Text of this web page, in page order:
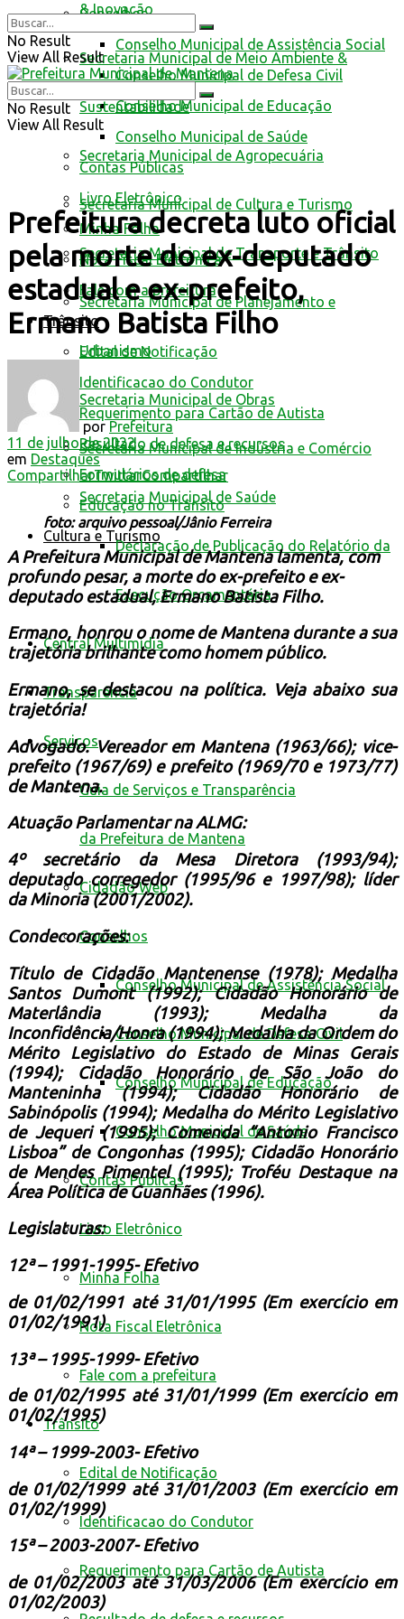
Conselhos
Conselho Municipal de Assistência Social
Conselho Municipal de Defesa Civil
Conselho Municipal de Educação
Conselho Municipal de Saúde
Contas Públicas
Livro Eletrônico
Minha Folha
Nota Fiscal Eletrônica
Fale com a prefeitura
Trânsito
Edital de Notificação
Identificacao do Condutor
Requerimento para Cartão de Autista
Resultado de defesa e recursos
Formulários de defesa
Educação no Trânsito
Cultura e Turismo
& Inovação
Secretaria Municipal de Meio Ambiente &
Sustentabilidade
Secretaria Municipal de Agropecuária
Secretaria Municipal de Cultura e Turismo
Secretaria Municipal de Transporte e Trânsito
Secretaria Municipal de Planejamento e
Urbanismo
Secretaria Municipal de Obras
Secretaria Municipal de Indústria e Comércio
Secretaria Municipal de Saúde
Declaração de Publicação do Relatório da
Execução Orçamentária
Central Multimídia
Transparência
Serviços
Guia de Serviços e Transparência
da Prefeitura de Mantena
Cidadão Web
Conselhos
Conselho Municipal de Assistência Social
Conselho Municipal de Defesa Civil
Conselho Municipal de Educação
Conselho Municipal de Saúde
Contas Públicas
Livro Eletrônico
Minha Folha
Nota Fiscal Eletrônica
Fale com a prefeitura
Trânsito
Edital de Notificação
Identificacao do Condutor
Requerimento para Cartão de Autista
No Result
View All Result
No Result
View All Result
Prefeitura decreta luto oficial
pela morte do ex-deputado
estadual e ex-prefeito,
Ermano Batista Filho
por Prefeitura
11 de julho de 2022
em Destaques
CompartilharTwittarCompartilhar
foto: arquivo pessoal/Jânio Ferreira
A Prefeitura Municipal de Mantena lamenta, com
profundo pesar, a morte do ex-prefeito e ex-
deputado estadual, Ermano Batista Filho.
Ermano, honrou o nome de Mantena durante a sua
trajetória brilhante como homem público.
Ermano, se destacou na política. Veja abaixo sua
trajetória!
Advogado. Vereador em Mantena (1963/66); vice-
prefeito (1967/69) e prefeito (1969/70 e 1973/77)
de Mantena.
Atuação Parlamentar na ALMG:
4º secretário da Mesa Diretora (1993/94);
deputado corregedor (1995/96 e 1997/98); líder
da Minoria (2001/2002).
Condecorações:
Título de Cidadão Mantenense (1978); Medalha
Santos Dumont (1992); Cidadão Honorário de
Materlândia (1993); Medalha da
Inconfidência/Honra (1994); Medalha da Ordem do
Mérito Legislativo do Estado de Minas Gerais
(1994); Cidadão Honorário de São João do
Manteninha (1994); Cidadão Honorário de
Sabinópolis (1994); Medalha do Mérito Legislativo
de Jequeri (1995); Comenda “Antonio Francisco
Lisboa” de Congonhas (1995); Cidadão Honorário
de Mendes Pimentel (1995); Troféu Destaque na
Área Política de Guanhães (1996).
Legislaturas:
12ª – 1991-1995- Efetivo
de 01/02/1991 até 31/01/1995 (Em exercício em
01/02/1991)
13ª – 1995-1999- Efetivo
de 01/02/1995 até 31/01/1999 (Em exercício em
01/02/1995)
14ª – 1999-2003- Efetivo
de 01/02/1999 até 31/01/2003 (Em exercício em
01/02/1999)
15ª – 2003-2007- Efetivo
de 01/02/2003 até 31/03/2006 (Em exercício em
01/02/2003)